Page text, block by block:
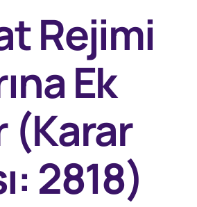
Rejimi
Ek
(Karar
2818)